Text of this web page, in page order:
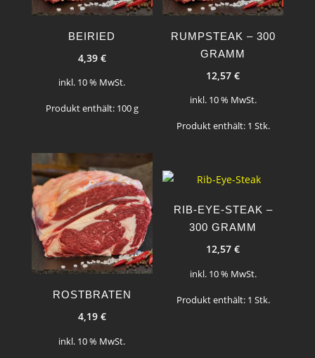
BEIRIED
4,39 €
inkl. 10 % MwSt.
Produkt enthält: 100g
RUMPSTEAK – 300
GRAMM
12,57€
inkl. 10 % MwSt.
Produkt enthält: 1 Stk.
ROSTBRATEN
4,19 €
inkl. 10 % MwSt.
RIB-EYE-STEAK –
300 GRAMM
12,57€
inkl. 10 % MwSt.
Produkt enthält: 1 Stk.